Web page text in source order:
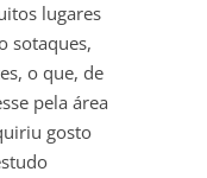
lugares
sotaques,
o que, de
pela área
gosto